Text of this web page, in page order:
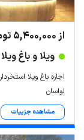
از 5,400,000 تومان
ویلا و باغ ویلا
اجاره باغ ویلا استخردار
لواسان
مشاهده جزییات